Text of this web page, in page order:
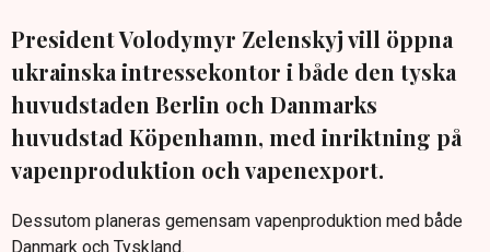
President Volodymyr Zelenskyj vill öppna
ukrainska intressekontor i både den tyska
huvudstaden Berlin och Danmarks
huvudstad Köpenhamn, med inriktning på
vapenproduktion och vapenexport.
Dessutom planeras gemensam vapenproduktion med både
Danmark och Tyskland.